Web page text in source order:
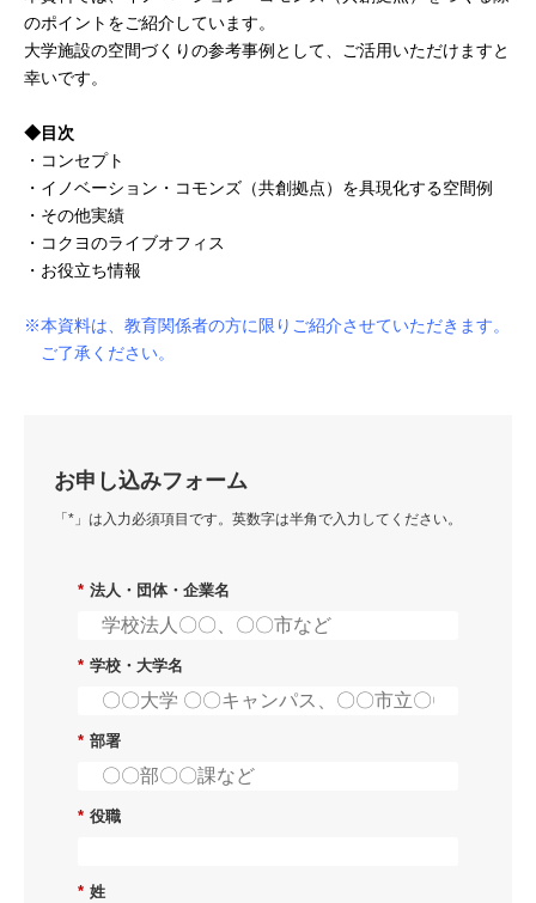
のポイントをご紹介しています。
大学施設の空間づくりの参考事例として、ご活用いただけますと
幸いです。
◆目次
・コンセプト
・イノベーション・コモンズ（共創拠点）を具現化する空間例
・その他実績
・コクヨのライブオフィス
・お役立ち情報
※本資料は、教育関係者の方に限りご紹介させていただきます。
ご了承ください。
お申し込みフォーム
「*」は入力必須項目です。英数字は半角で入力してください。
* 法人・団体・企業名
* 学校・大学名
* 部署
* 役職
* 姓